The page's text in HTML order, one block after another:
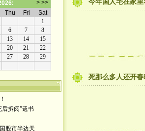
后拆阅”遗书
股市半边天
今年国人宅在家
死那么多人还开